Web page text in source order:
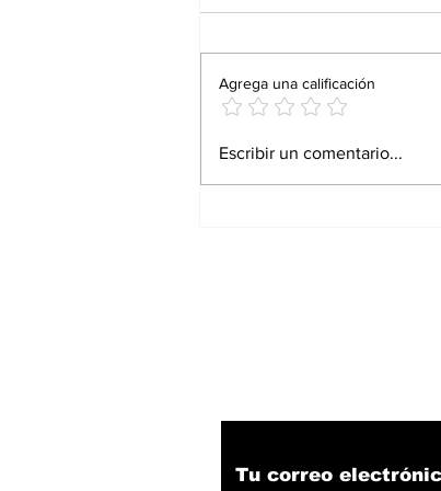
Proturismo responde
Martínez Bremer
Agrega una calificación
Escribir un comentario...